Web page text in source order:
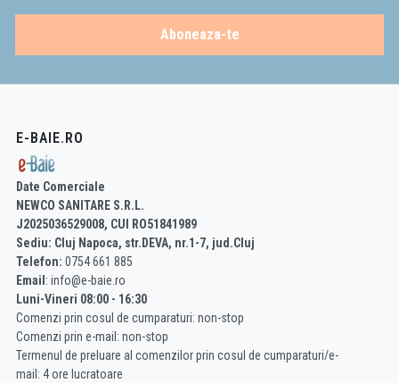
Aboneaza-te
E-BAIE.RO
Date Comerciale
NEWCO SANITARE S.R.L.
J2025036529008, CUI RO51841989
Sediu: Cluj Napoca, str.DEVA, nr.1-7, jud.Cluj
Telefon: 0754 661 885
Email : info@e-baie.ro
Luni-Vineri 08:00 - 16:30
Comenzi prin cosul de cumparaturi: non-stop
Comenzi prin e-mail: non-stop
Termenul de preluare al comenzilor prin cosul de cumparaturi/e-
mail: 4 ore lucratoare